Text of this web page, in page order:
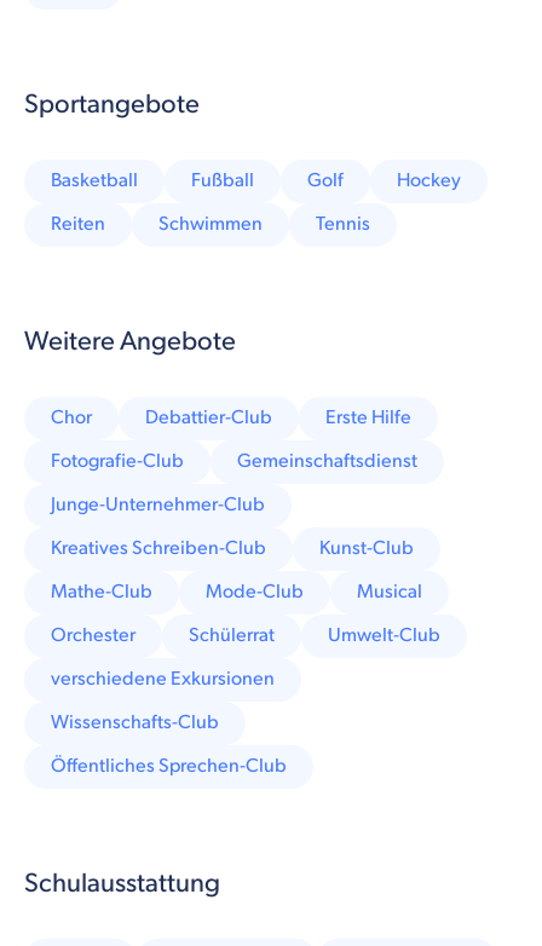
Sportangebote
Basketball Fußball Golf
Hockey
Reiten
Schwimmen Tennis
Weitere Angebote
Chor Debattier-Club
Erste Hilfe
Fotografie-Club
Gemeinschaftsdienst
Junge-Unternehmer-Club
Kreatives Schreiben-Club
Kunst-Club
Mathe-Club
Mode-Club
Musical
Orchester
Schülerrat
Umwelt-Club
verschiedene Exkursionen
Wissenschafts-Club
Öffentliches Sprechen-Club
Schulausstattung